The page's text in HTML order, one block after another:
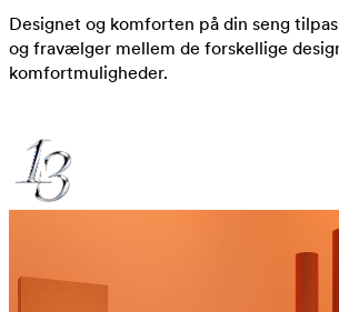
Designet og komforten på din seng
og fravælger mellem de forskellige
komfortmuligheder.